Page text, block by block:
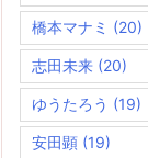
橋本マナミ (20)
志田未来 (20)
ゆうたろう (19)
安田顕 (19)